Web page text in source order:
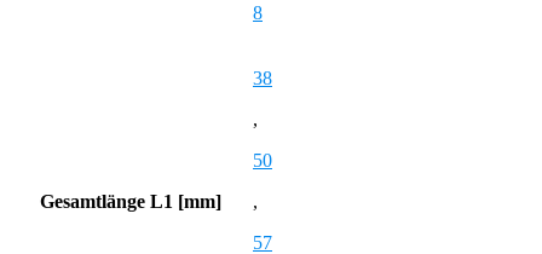
8
Gesamtlänge L1 [mm]
38
,
50
,
57